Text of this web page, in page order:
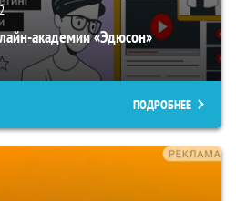
2
академии «Эдюсон»
ПОДРОБНЕЕ